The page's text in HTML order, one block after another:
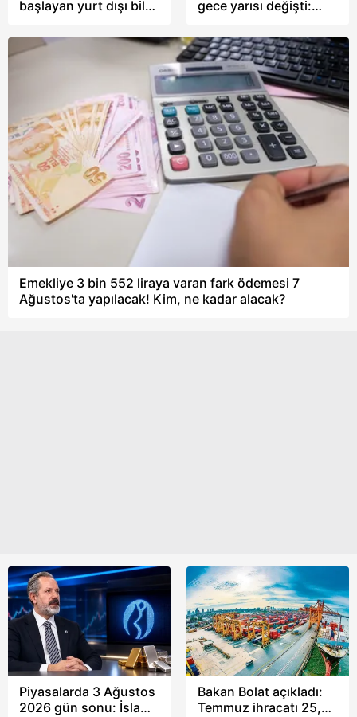
başlayan yurt dışı bilet
seyahat tarihleri
gece yarısı değişti:
Emekliye 3 bin 552 liraya varan fark ödemesi 7
Ağustos'ta yapılacak! Kim, ne kadar alacak?
Piyasalarda 3 Ağustos
2026 gün sonu: İslam
Bakan Bolat açıkladı:
Temmuz ihracatı 25,6